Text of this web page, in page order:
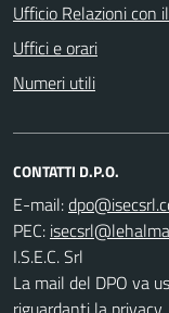
Ufficio Relazioni con
Uffici e orari
Numeri utili
CONTATTI D.P.O.
E-mail:
PEC:
I.S.E.C. Srl
La mail del DPO va